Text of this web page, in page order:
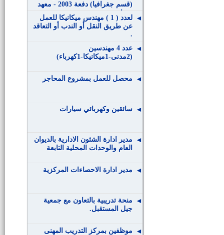
(قسم جغرافيا) دفعة 2003 - معهد
مساحة
لعدد ( 1 ) مهندس ميكانيكا للعمل
عن طريق النقل أو الندب أو التعاقد
.
عدد 4 مهندسين
(2مدنى-1ميكانيكا-1كهرباء)
محصل للعمل بمشروع المحاجر
سائقين وكهربائي سيارات
مدير ادارة الشئون الادارية بالديوان
العام والوحدات المحلية التابعة
مدير ادارة الاحصاءات المركزية
منحة تدريبية بالتعاون مع جمعية
جيل المستقبل.
موظفين بمركز التدريب المهنى